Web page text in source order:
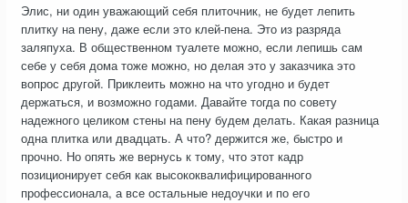
Элис, ни один уважающий себя плиточник, не будет лепить
плитку на пену, даже если это клей-пена. Это из разряда
заляпуха. В общественном туалете можно, если лепишь сам
себе у себя дома тоже можно, но делая это у заказчика это
вопрос другой. Приклеить можно на что угодно и будет
держаться, и возможно годами. Давайте тогда по совету
надежного целиком стены на пену будем делать. Какая разница
одна плитка или двадцать. А что? держится же, быстро и
прочно. Но опять же вернусь к тому, что этот кадр
позиционирует себя как высококвалифицированного
профессионала, а все остальные недоучки и по его